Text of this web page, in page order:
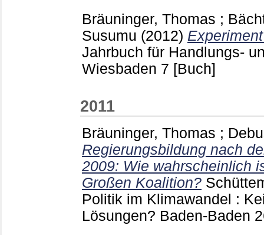
Bräuninger, Thomas ;
Susumu (2012)
Jahrbuch für Handlungs-
Wiesbaden 7 [Buch]
2011
Bräuninger, Thomas ;
Regierungsbildung nach
2009: Wie wahrscheinlich
Großen Koalition?
Politik im Klimawandel :
Lösungen? Baden-Baden